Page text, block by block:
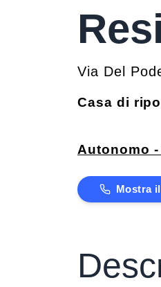
Via Del
Casa di
Autonomo
Mostra